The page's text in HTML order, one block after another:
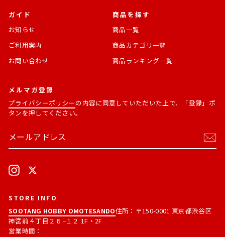
ガイド
お知らせ
ご利用案内
お問い合わせ
商品を探す
商品一覧
商品カテゴリ一覧
商品ランキング一覧
メルマガ登録
プライバシーポリシーの内容に同意していただいた上で、「登録」ボ
タンを押してください。
ー
レ
ス
読
Instagram
STORE INFO
SOOTANG HOBBY OMOTESANDO住所：〒150-0001 東京都渋谷区
神宮前４丁目２６−１２ 1F・2F
営業時間：